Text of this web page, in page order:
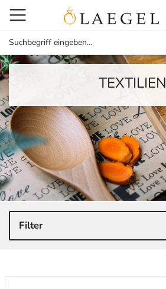
TEXTILIEN
Filter